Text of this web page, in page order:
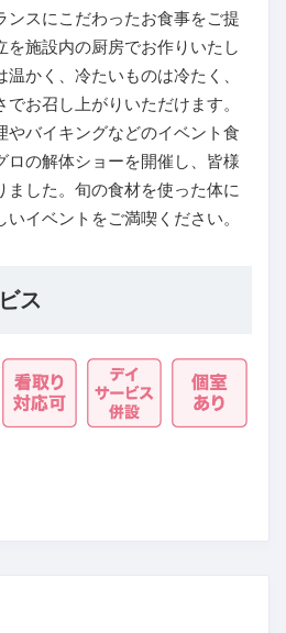
ンスにこだわったお食事をご提
を施設内の厨房でお作りいたし
かく、冷たいものは冷たく、
お召し上がりいただけます。
やバイキングなどのイベント食
ロの解体ショーを開催し、皆様
ました。旬の食材を使った体に
イベントをご満喫ください。
ス